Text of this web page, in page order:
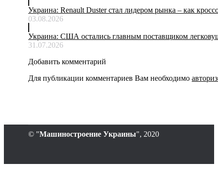
Украина: Renault Duster стал лидером рынка – как
03.08.2026
Украина: США остались главным поставщиком
31.07.2026
Добавить комментарий
Для публикации комментариев Вам необходимо
© "Машиностроение Украины", 2020